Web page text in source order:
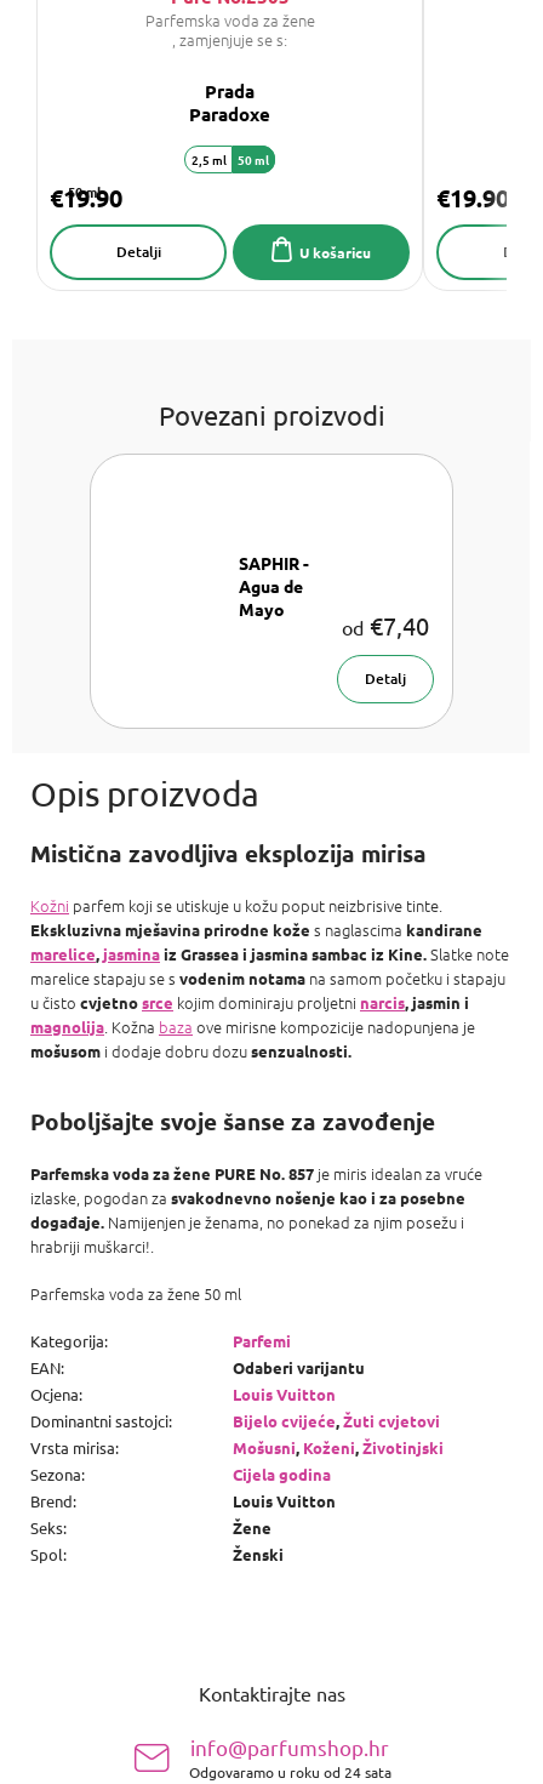
Parfemska voda za žene
, zamjenjuje se s:
Prada
Paradoxe
50 ml
€19.90
U košaricu
Detalji
2,5 ml 50 ml
€19.90
Povezani proizvodi
SAPHIR -
Agua de
Mayo
od €7,40
Detalj
Mistična zavodljiva eksplozija mirisa
Kožni parfem koji se utiskuje u kožu poput neizbrisive tinte.
Ekskluzivna mješavina prirodne kože s naglascima kandirane
marelice,jasminaiz Grassea i jasmina sambac iz Kine.Slatke note
marelice stapaju se s vodenim notama na samom početku i stapaju
u čisto cvjetnosrce kojim dominiraju proljetni narcis, jasmin i
magnolija. Kožna baza ove mirisne kompozicije nadopunjena je
mošusom i dodaje dobru dozusenzualnosti.
Poboljšajte svoje šanse za zavođenje
Parfemska voda za žene PURE No. 857 je miris idealan za vruće
izlaske, pogodan za svakodnevno nošenje kao i za posebne
događaje. Namijenjen je ženama, no ponekad za njim posežu i
hrabriji muškarci!.
Parfemska voda za žene 50 ml
Kategorija:
Parfemi
EAN:
Odaberi varijantu
Ocjena:
Louis Vuitton
Dominantni sastojci: Bijelo cvijeće,Žuti cvjetovi
Vrsta mirisa: Mošusni, Koženi,Životinjski
Sezona:
Cijela godina
Brend:
Louis Vuitton
Seks:
Žene
Spol: Ženski
Kontaktirajte nas
info@parfumshop.hr
Odgovaramo u roku od 24 sata